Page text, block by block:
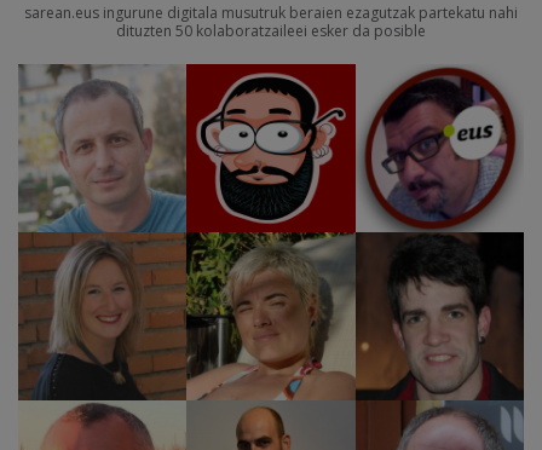
sarean.eus ingurune digitala musutruk beraien ezagutzak partekatu nahi
dituzten 50 kolaboratzaileei esker da posible